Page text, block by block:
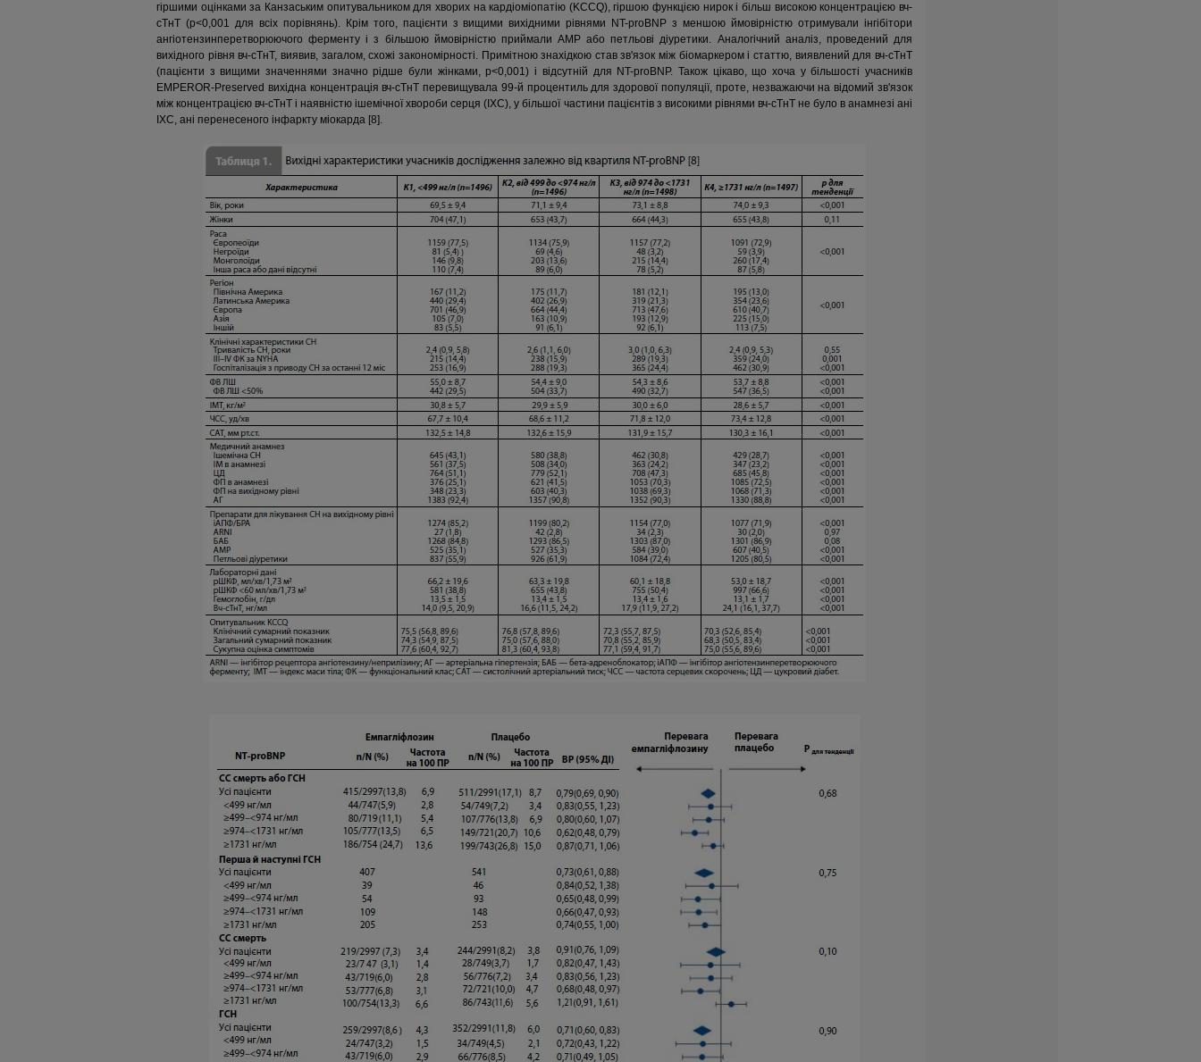
гіршими оцінками за Канзаським опитувальником для хворих на кардіоміопатію (KCCQ), гіршою функцією нирок і більш високою концентрацією вч-
сТнT (р<0,001 для всіх порівнянь). Крім того, пацієнти з вищими вихідними рівнями NT-proBNP з меншою ймовірністю отримували інгібітори
ангіотензинперетворюючого ферменту і з більшою ймовірністю приймали АМР або петльові діуретики. Аналогічний аналіз, проведений для
вихідного рівня вч-сТнТ, виявив, загалом, схожі закономірності. Примітною знахідкою став зв'язок між біомаркером і статтю, виявлений для вч-сТнT
(пацієнти з вищими значеннями значно рідше були жінками, р<0,001) і відсутній для NT-proBNP. Також цікаво, що хоча у більшості учасників
EMPEROR-Preserved вихідна концентрація вч-сТнТ перевищувала 99-й процентиль для здорової популяції, проте, незважаючи на відомий зв'язок
між концентрацією вч-сТнТ і наявністю ішемічної хвороби серця (ІХС), у більшої частини пацієнтів з високими рівнями вч-сТнT не було в анамнезі ані
ІХС, ані перенесеного інфаркту міокарда [8].